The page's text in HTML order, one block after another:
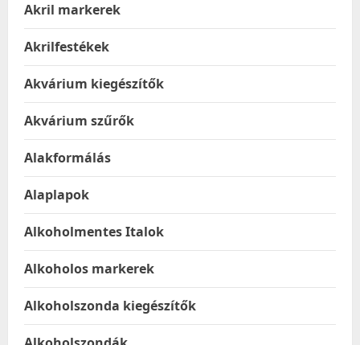
Akril markerek
Akrilfestékek
Akvárium kiegészítők
Akvárium szűrők
Alakformálás
Alaplapok
Alkoholmentes Italok
Alkoholos markerek
Alkoholszonda kiegészítők